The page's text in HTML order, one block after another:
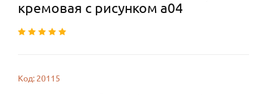
кремовая с рисунком а04
Код: 20115